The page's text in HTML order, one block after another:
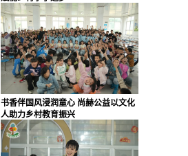
书香伴国风浸润童心 尚赫公益以文化
人助力乡村教育振兴